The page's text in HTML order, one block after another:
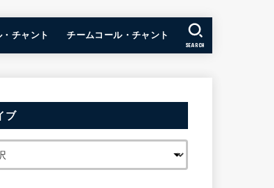
チャント チームコール・チャント
SEARCH
ブ